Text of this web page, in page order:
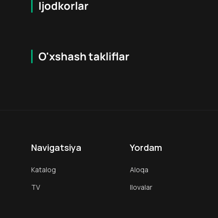
Ijodkorlar
O'xshash takliflar
Navigatsiya
Katalog
TV
Yordam
Aloqa
Ilovalar